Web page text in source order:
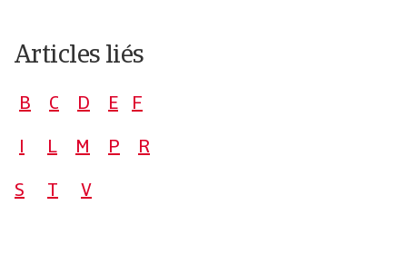
Articles liés
B C D E F
I L M P R
S T V